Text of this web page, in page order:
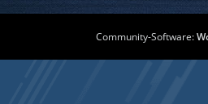
Community-Software: